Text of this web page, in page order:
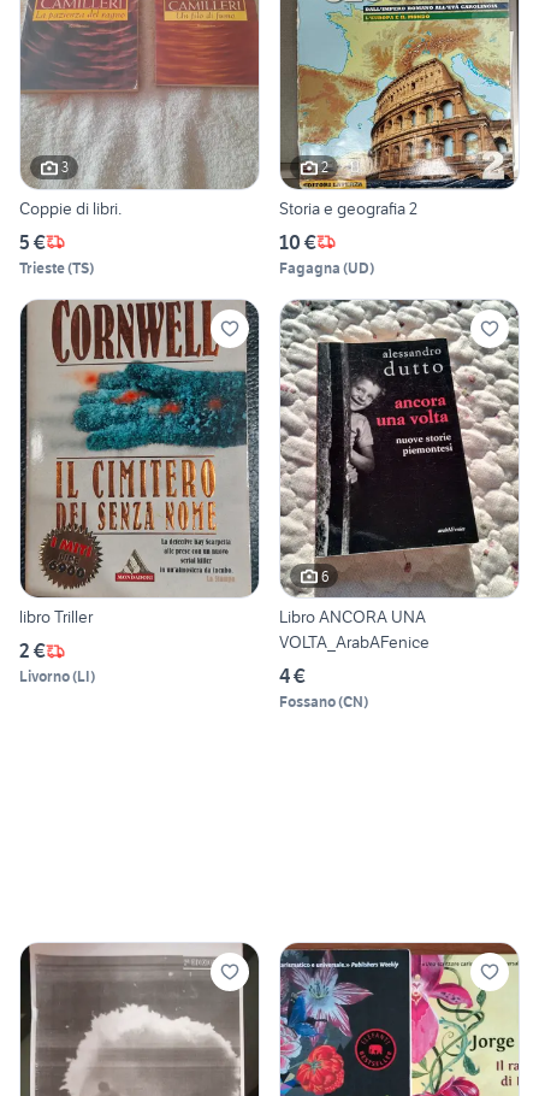
3
Coppie di libri.
5 €
Trieste(TS)
2
Storia e geografia 2
10 €
Fagagna (UD)
libro Triller
2 €
Livorno(LI)
6
Libro ANCORA UNA
VOLTA_ArabAFenice
4 €
Fossano(CN)